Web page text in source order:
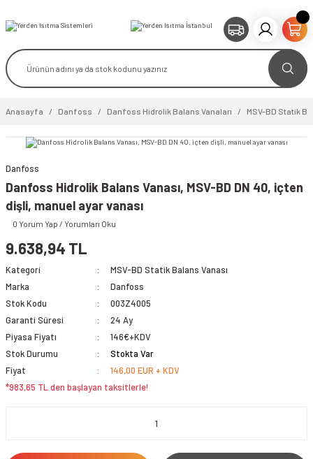
Anasayfa Danfoss Danfoss Hidrolik Balans Vanaları MSV-BD Statik
Danfoss
Danfoss Hidrolik Balans Vanası, MSV-BD DN 40, içten
dişli, manuel ayar vanası
0 Yorum Yap / Yorumları Oku
9.638,94 TL
Kategori
MSV-BD Statik Balans Vanası
Marka
Danfoss
Stok Kodu
003Z4005
Garanti Süresi
24 Ay
Piyasa Fiyatı
146€+KDV
Stok Durumu
Stokta Var
Fiyat
146,00 EUR + KDV
*983,65 TL den başlayan taksitlerle!